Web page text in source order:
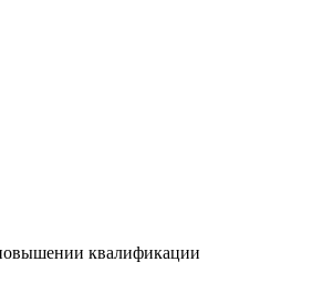
квалификации